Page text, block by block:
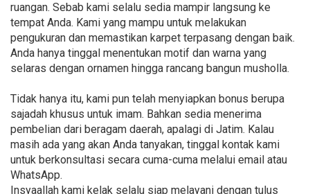
ruangan. Sebab kami selalu sedia mampir langsung ke
tempat Anda. Kami yang mampu untuk melakukan
pengukuran dan memastikan karpet terpasang dengan baik.
Anda hanya tinggal menentukan motif dan warna yang
selaras dengan ornamen hingga rancang bangun musholla.
Tidak hanya itu, kami pun telah menyiapkan bonus berupa
sajadah khusus untuk imam. Bahkan sedia menerima
pembelian dari beragam daerah, apalagi di Jatim. Kalau
masih ada yang akan Anda tanyakan, tinggal kontak kami
untuk berkonsultasi secara cuma-cuma melalui email atau
WhatsApp.
Insyaallah kami kelak selalu siap melayani dengan tulus